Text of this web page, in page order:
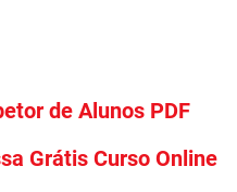
de Alunos PDF
Grátis Curso Online